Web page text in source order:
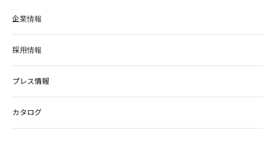
企業情報
採用情報
プレス情報
カタログ